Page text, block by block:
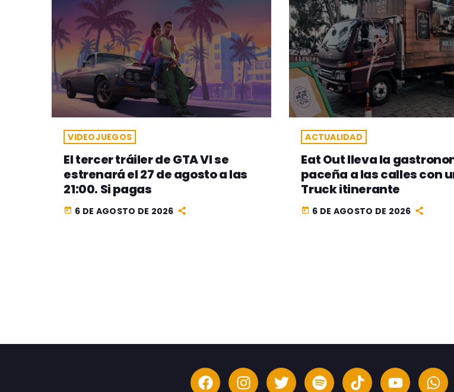
VIDEOJUEGOS
El tercer tráiler de GTA VI se
estrenará el 27 de agosto a las
21:00. Si pagas
today 6 DE AGOSTO DE 2026
ACTUALIDAD
Eat Out lleva la
paceña a las calles con
Truck itinerante
today 6 DE AGOSTO DE 2026